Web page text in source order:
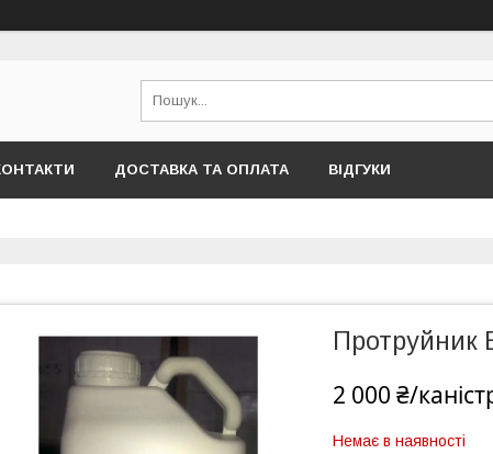
ДОСТАВКА ТА ОПЛАТА ВІДГУКИ
Протруйник
2 000 ₴/
Немає в наявності